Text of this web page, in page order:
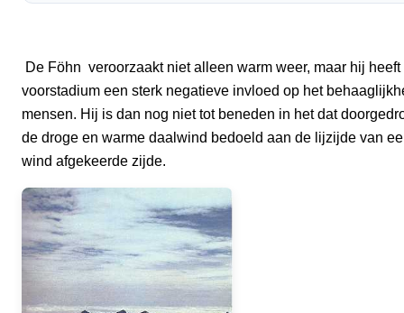
De Föhn veroorzaakt niet alleen warm weer, maar hij
voorstadium een sterk negatieve invloed op het
mensen. Hij is dan nog niet tot beneden in het dat
de droge en warme daalwind bedoeld aan de lijzijde van
wind afgekeerde zijde.